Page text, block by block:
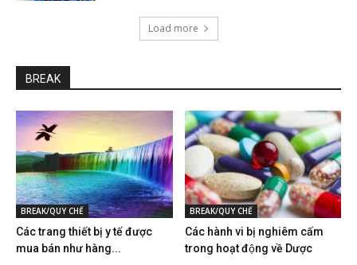
Load more
BREAK
BREAK/QUY CHẾ
Các trang thiết bị y tế được
mua bán như hàng...
BREAK/QUY CHẾ
Các hành vi bị nghiêm cấm
trong hoạt động về Dược